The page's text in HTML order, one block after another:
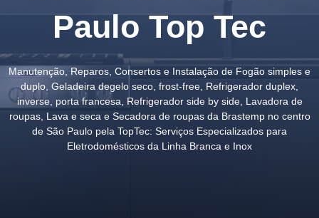
Paulo Top Tec
Manutenção, Reparos, Consertos e Instalação de Fogão simples e
duplo, Geladeira degelo seco, frost-free, Refrigerador duplex,
inverse, porta francesa, Refrigerador side by side, Lavadora de
roupas, Lava e seca e Secadora de roupas da Brastemp no centro
de São Paulo pela TopTec: Serviços Especializados para
Eletrodomésticos da Linha Branca e Inox